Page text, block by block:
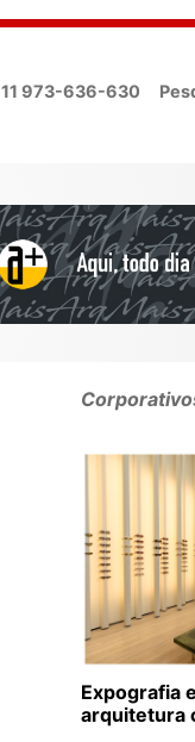
11 973-636-630
Expografia
arquitetura